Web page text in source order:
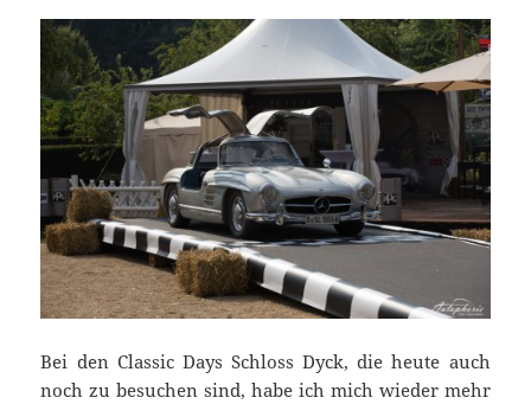
Bei den Classic Days Schloss Dyck, die heute auch
noch zu besuchen sind, habe ich mich wieder mehr